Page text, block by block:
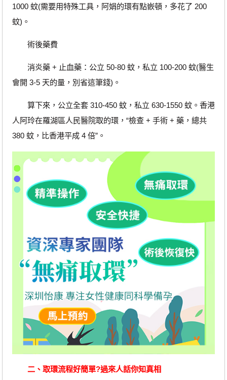
1000 蚊(需要用特殊工具，阿娟的環有點嵌頓，多花了 200
蚊)。
術後藥費
消炎藥 + 止血藥：公立 50-80 蚊，私立 100-200 蚊(醫生
會開 3-5 天的量，別省這筆錢)。
算下來，公立全套 310-450 蚊，私立 630-1550 蚊。香港
人阿玲在羅湖區人民醫院取的環，“檢查 + 手術 + 藥，總共
380 蚊，比香港平成 4 倍”。
二、取環流程好簡單?過來人話你知真相